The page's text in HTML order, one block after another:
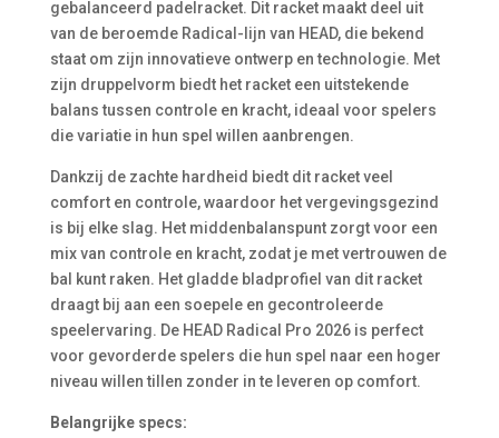
gebalanceerd padelracket. Dit racket maakt deel uit
van de beroemde Radical-lijn van HEAD, die bekend
staat om zijn innovatieve ontwerp en technologie. Met
zijn druppelvorm biedt het racket een uitstekende
balans tussen controle en kracht, ideaal voor spelers
die variatie in hun spel willen aanbrengen.
Dankzij de zachte hardheid biedt dit racket veel
comfort en controle, waardoor het vergevingsgezind
is bij elke slag. Het middenbalanspunt zorgt voor een
mix van controle en kracht, zodat je met vertrouwen de
bal kunt raken. Het gladde bladprofiel van dit racket
draagt bij aan een soepele en gecontroleerde
speelervaring. De HEAD Radical Pro 2026 is perfect
voor gevorderde spelers die hun spel naar een hoger
niveau willen tillen zonder in te leveren op comfort.
Belangrijke specs: